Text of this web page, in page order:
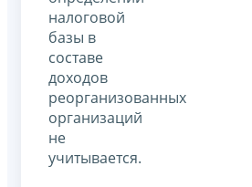
налоговой
базы в
составе
доходов
реорганизованных
организаций
не
учитывается.